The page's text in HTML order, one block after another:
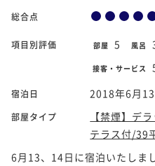
総合点
項目別評価 部屋 5 風呂
接客・サービス
宿泊日 2018年6月
部屋タイプ
【禁煙】デ
テラス付/39
6月13、14日に宿泊いたしま